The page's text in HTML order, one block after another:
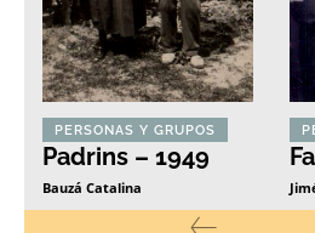
PERSONAS Y GRUPOS
Padrins – 1949
Bauzá Catalina